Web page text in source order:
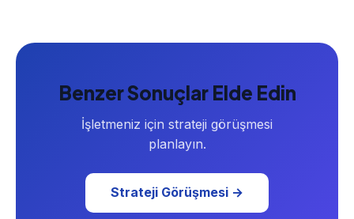
Benzer Sonuçlar Elde Edin
İşletmeniz için strateji görüşmesi
planlayın.
Strateji Görüşmesi →